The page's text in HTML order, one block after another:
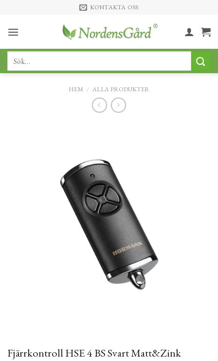
content
KONTAKTA OSS
Sök
HEM / ALLA PRODUKTER
Fjärrkontroll HSE 4 BS Svart Matt&Zink